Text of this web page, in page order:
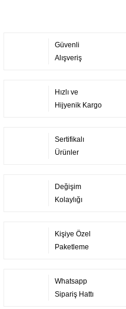
Güvenli
Alışveriş
Hızlı ve
Hijyenik Kargo
Sertifikalı
Ürünler
Değişim
Kolaylığı
Kişiye Özel
Paketleme
Whatsapp
Sipariş Hattı